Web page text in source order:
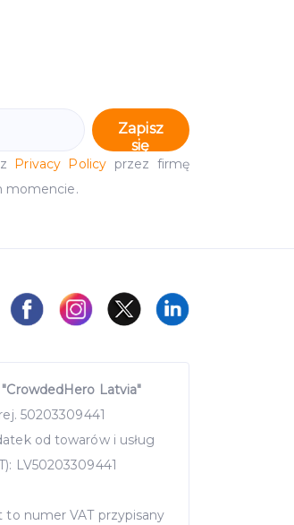
Zapisz
się
Privacy Policy przez firmę
momencie.
"CrowdedHero Latvia"
50203309441
od towarów i usług
LV50203309441
to numer VAT przypisany